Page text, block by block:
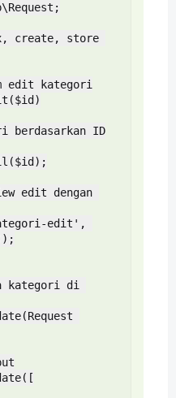
create, store
edit kategori
kategori di